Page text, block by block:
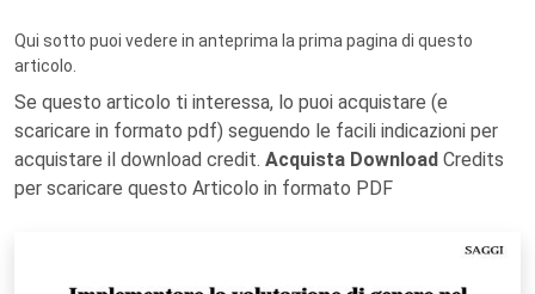
Qui sotto puoi vedere in anteprima la prima pagina di questo
articolo.
Se questo articolo ti interessa, lo puoi acquistare (e
scaricare in formato pdf) seguendo le facili indicazioni per
acquistare il download credit. Acquista Download Credits
per scaricare questo Articolo in formato PDF